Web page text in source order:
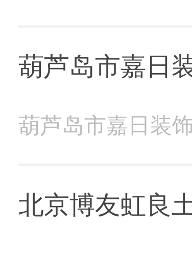
葫芦岛市嘉日
葫芦岛市嘉日装
北京博友虹良